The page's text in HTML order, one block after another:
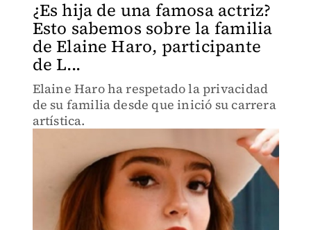
¿Es hija de una famosa actriz?
Esto sabemos sobre la familia
de Elaine Haro, participante
de L...
Elaine Haro ha respetado la privacidad
de su familia desde que inició su carrera
artística.